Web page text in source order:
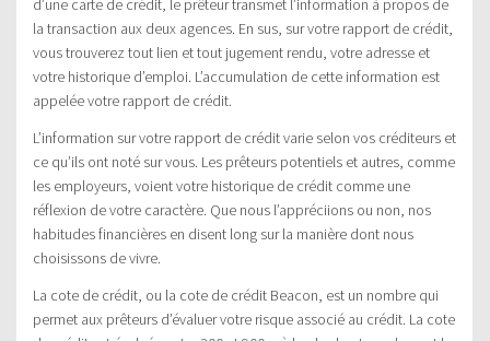
d’une carte de crédit, le prêteur transmet l’information à propos de
la transaction aux deux agences. En sus, sur votre rapport de crédit,
vous trouverez tout lien et tout jugement rendu, votre adresse et
votre historique d’emploi. L’accumulation de cette information est
appelée votre rapport de crédit.
L’information sur votre rapport de crédit varie selon vos créditeurs et
ce qu’ils ont noté sur vous. Les prêteurs potentiels et autres, comme
les employeurs, voient votre historique de crédit comme une
réflexion de votre caractère. Que nous l’appréciions ou non, nos
habitudes financières en disent long sur la manière dont nous
choisissons de vivre.
La cote de crédit, ou la cote de crédit Beacon, est un nombre qui
permet aux prêteurs d’évaluer votre risque associé au crédit. La cote